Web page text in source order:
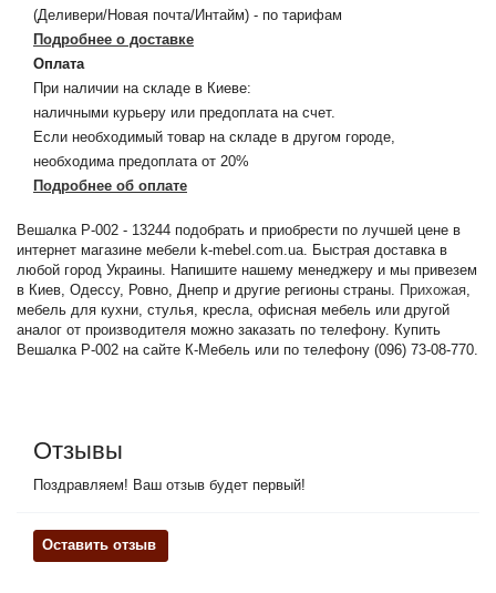
(Деливери/Новая почта/Интайм) - по тарифам
Подробнее о доставке
Оплата
При наличии на складе в Киеве:
наличными курьеру или предоплата на счет.
Если необходимый товар на складе в другом городе,
необходима предоплата от 20%
Подробнее об оплате
Вешалка P-002 - 13244 подобрать и приобрести по лучшей цене в
интернет магазине мебели k-mebel.com.ua. Быстрая доставка в
любой город Украины. Напишите нашему менеджеру и мы привезем
в Киев, Одессу, Ровно, Днепр и другие регионы страны. Прихожая,
мебель для кухни, стулья, кресла, офисная мебель или другой
аналог от производителя можно заказать по телефону. Купить
Вешалка P-002 на сайте К-Мебель или по телефону (096) 73-08-770.
Отзывы
Поздравляем! Ваш отзыв будет первый!
Оставить отзыв